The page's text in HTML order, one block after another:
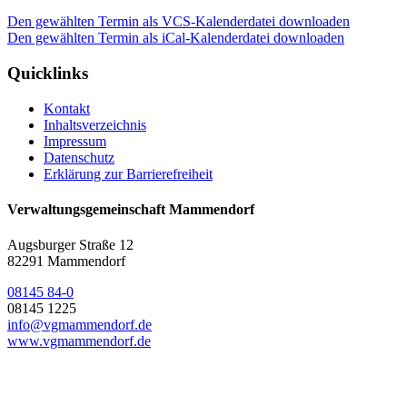
Den gewählten Termin als VCS-Kalenderdatei downloaden
Den gewählten Termin als iCal-Kalenderdatei downloaden
Quicklinks
Kontakt
Inhaltsverzeichnis
Impressum
Datenschutz
Erklärung zur Barrierefreiheit
Verwaltungsgemeinschaft Mammendorf
Augsburger Straße 12
82291 Mammendorf
08145 84-0
08145 1225
info@vgmammendorf.de
www.vgmammendorf.de